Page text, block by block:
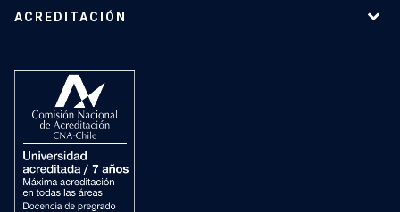
ACREDITACIÓN